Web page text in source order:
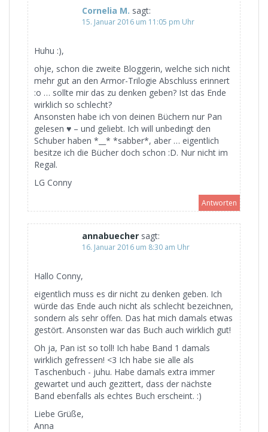
Cornelia M. sagt:
15. Januar 2016 um 11:05 pm Uhr
Huhu :),
ohje, schon die zweite Bloggerin, welche sich nicht
mehr gut an den Armor-Trilogie Abschluss erinnert
:o … sollte mir das zu denken geben? Ist das Ende
wirklich so schlecht?
Ansonsten habe ich von deinen Büchern nur Pan
gelesen ♥ – und geliebt. Ich will unbedingt den
Schuber haben *__* *sabber*, aber … eigentlich
besitze ich die Bücher doch schon :D. Nur nicht im
Regal.
LG Conny
Antworten
annabuecher sagt:
16. Januar 2016 um 8:30 am Uhr
Hallo Conny,
eigentlich muss es dir nicht zu denken geben. Ich
würde das Ende auch nicht als schlecht bezeichnen,
sondern als sehr offen. Das hat mich damals etwas
gestört. Ansonsten war das Buch auch wirklich gut!
Oh ja, Pan ist so toll! Ich habe Band 1 damals
wirklich gefressen! <3 Ich habe sie alle als
Taschenbuch - juhu. Habe damals extra immer
gewartet und auch gezittert, dass der nächste
Band ebenfalls als echtes Buch erscheint. :)
Liebe Grüße,
Anna